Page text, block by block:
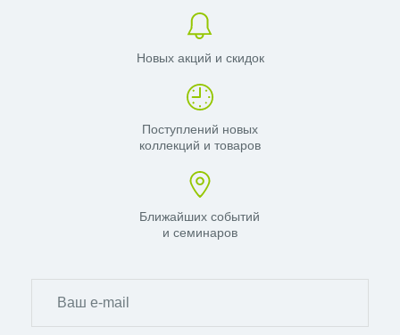
Новых акций и скидок
Поступлений новых
коллекций и товаров
Ближайших событий
и семинаров